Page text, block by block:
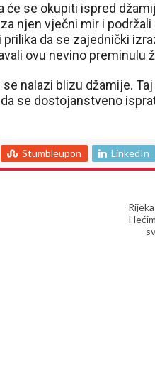
će se okupiti ispred
njen vječni mir i
da se zajednički
ovu nevino preminulu
nalazi blizu džamije.
se dostojanstveno
Stumbleupon LinkedIn